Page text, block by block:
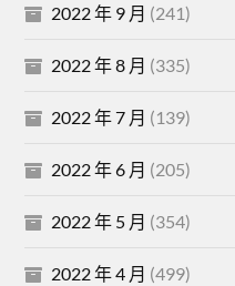
2022 年 9 月 (241)
2022 年 8 月 (335)
2022 年 7 月 (139)
2022 年 6 月 (205)
2022 年 5 月 (354)
2022 年 4 月 (499)